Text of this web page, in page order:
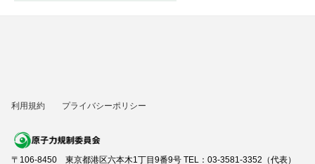
利用規約 プライバシーポリシー
〒106-8450 東京都港区六本木1丁目9番9号 TEL：03-3581-3352（代表）